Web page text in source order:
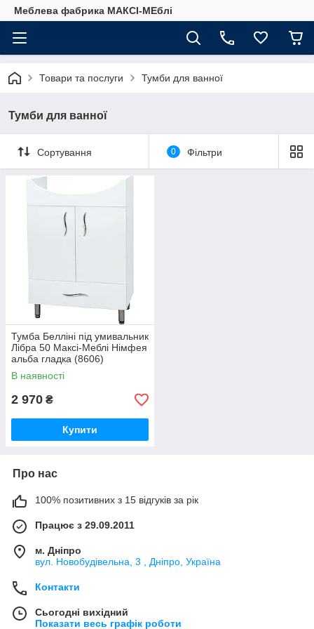
Меблева фабрика МАКСІ-МЕблі
Товари та послуги Тумби для ванної
Тумби для ванної
Сортування 0 Фільтри
Тумба Белліні під умивальник
Лібра 50 Максі-Меблі Німфея
альба гладка (8606)
В наявності
2 970 ₴
Купити
Про нас
100% позитивних з 15 відгуків за рік
Працює з 29.09.2011
м. Дніпро
вул. Новобудівельна, 3 , Дніпро, Україна
Контакти
Сьогодні вихідний
Показати весь графік роботи